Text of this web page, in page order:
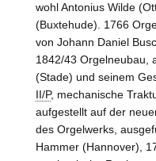
wohl Antonius Wilde (
(Buxtehude). 1766
von Johann Daniel
1842/43 Orgelneubau,
(Stade) und seinem
II/P, mechanische
aufgestellt auf der
des Orgelwerks,
Hammer (Hannover),